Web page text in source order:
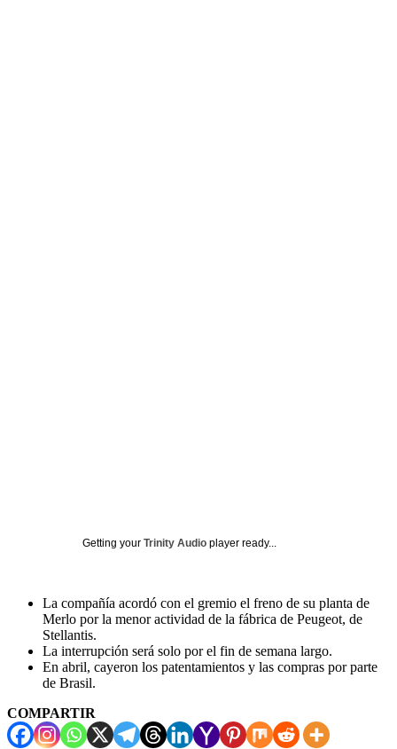
Getting your Trinity Audio player ready...
La compañía acordó con el gremio el freno de su planta de
Merlo por la menor actividad de la fábrica de Peugeot, de
Stellantis.
La interrupción será solo por el fin de semana largo.
En abril, cayeron los patentamientos y las compras por parte
de Brasil.
COMPARTIR